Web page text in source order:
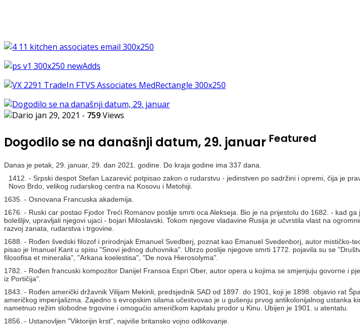
jan 29, 2021 - 759Views
Dogodilo se na današnji datum, 29. januar Featured
Danas je petak, 29. januar, 29. dan 2021. godine. Do kraja godine ima 337 dana.
1412. - Srpski despot Stefan Lazarević potpisao zakon o rudarstvu - jedinstven po sadržini i opremi, čija je
Novo Brdo, velikog rudarskog centra na Kosovu i Metohiji.
1635. - Osnovana Francuska akademija.
1676. - Ruski car postao Fjodor Treći Romanov poslije smrti oca Alekseja. Bio je na prijestolu do 1682. - kad
bolešljiv, upravljali njegovi ujaci - bojari Miloslavski. Tokom njegove vladavine Rusija je učvrstila vlast na
razvoj zanata, rudarstva i trgovine.
1688. - Rođen švedski filozof i prirodnjak Emanuel Svedberj, poznat kao Emanuel Svedenborj, autor mističko-
pisao je Imanuel Kant u spisu "Snovi jednog duhovnika". Ubrzo poslije njegove smrti 1772. pojavila su se
filosofisa et mineralia", "Arkana koelestisa", "De nova Hierosolyma".
1782. - Rođen francuski kompozitor Danijel Fransoa Espri Ober, autor opera u kojima se smjenjuju govorne i
iz Portičija".
1843. - Rođen američki državnik Vilijam Mekinli, predsjednik SAD od 1897. do 1901, koji je 1898. objavio rat
američkog imperijalizma. Zajedno s evropskim silama učestvovao je u gušenju prvog antikolonijalnog ustanka
nametnuo režim slobodne trgovine i omogućio američkom kapitalu prodor u Kinu. Ubijen je 1901. u atentatu.
1856. - Ustanovljen "Viktorijin krst", najviše britansko vojno odlikovanje.